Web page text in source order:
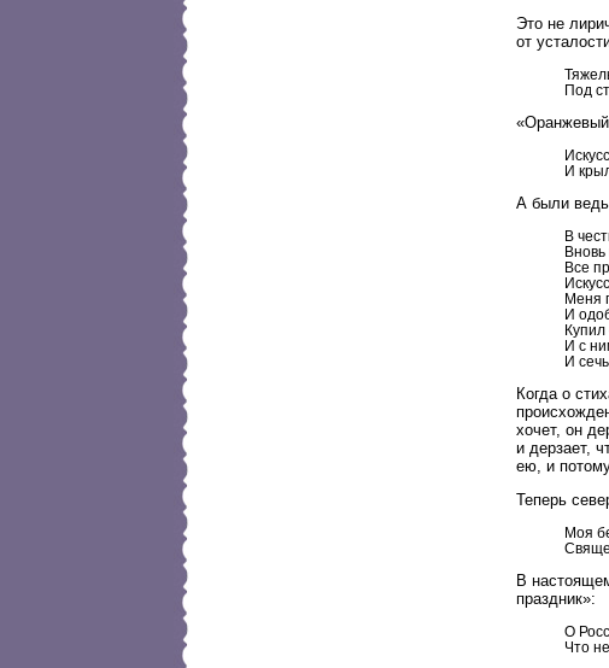
Это не
от
Под
«Оранжевый
И
А были ведь
В
Все
Меня
И
Купил
И с
И
Когда о
хочет, он
и дерзает,
ею, и
Теперь
Моя
В
праздник»:
О
Что